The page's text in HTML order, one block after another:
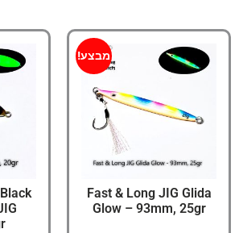
מבצע!
Fast & Long JIG Glida
Glow – 93mm, 25gr